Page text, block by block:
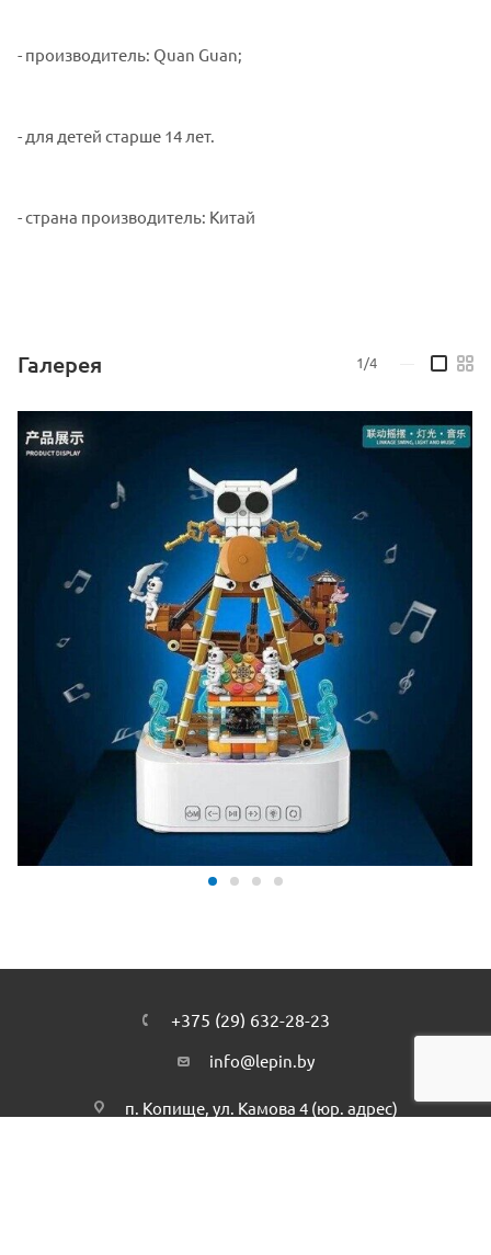
- производитель: Quan Guan;
- для детей старше 14 лет.
- страна производитель: Китай
Галерея 1/4
+375 (29) 632-28-23
info@lepin.by
п. Копище, ул. Камова 4 (юр. адрес)